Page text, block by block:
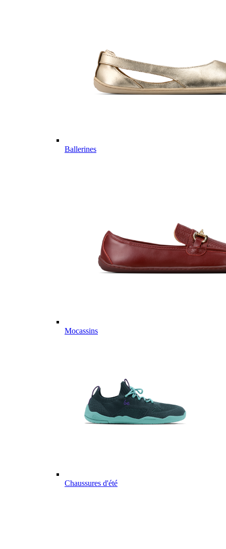
Ballerines
Mocassins
Chaussures d'été